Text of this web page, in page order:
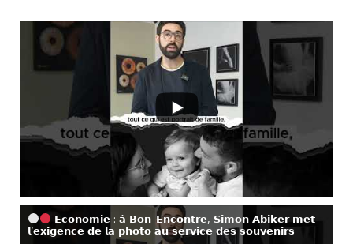
𝗘𝗰𝗼𝗻𝗼𝗺𝗶𝗲 : 𝗮̀ 𝗕𝗼𝗻-𝗘𝗻𝗰𝗼𝗻𝘁𝗿𝗲, 𝗦𝗶𝗺𝗼𝗻 𝗔𝗯𝗶𝗸𝗲𝗿 𝗺𝗲𝘁
𝗹’𝗲𝘅𝗶𝗴𝗲𝗻𝗰𝗲 𝗱𝗲 𝗹𝗮 𝗽𝗵𝗼𝘁𝗼 𝗮𝘂 𝘀𝗲𝗿𝘃𝗶𝗰𝗲 𝗱𝗲𝘀 𝘀𝗼𝘂𝘃𝗲𝗻𝗶𝗿𝘀